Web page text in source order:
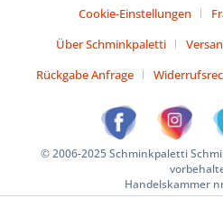
Cookie-Einstellungen
Über Schminkpaletti
Rückgabe Anfrage
© 2006-2025 Schminkpaletti
Handelskammer